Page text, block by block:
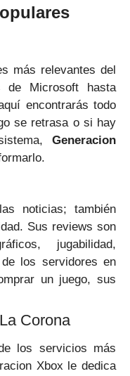
más relevantes del
de Microsoft hasta
encontrarás todo
se retrasa o si hay
Generacion
noticias; también
Sus reviews son
jugabilidad,
los servidores en
un juego, sus
Corona
los servicios más
Xbox le dedica